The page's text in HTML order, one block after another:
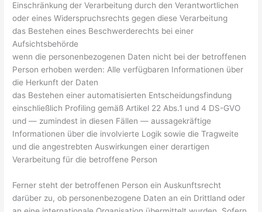
Einschränkung der Verarbeitung durch den Verantwortlichen
oder eines Widerspruchsrechts gegen diese Verarbeitung
das Bestehen eines Beschwerderechts bei einer
Aufsichtsbehörde
wenn die personenbezogenen Daten nicht bei der betroffenen
Person erhoben werden: Alle verfügbaren Informationen über
die Herkunft der Daten
das Bestehen einer automatisierten Entscheidungsfindung
einschließlich Profiling gemäß Artikel 22 Abs.1 und 4 DS-GVO
und — zumindest in diesen Fällen — aussagekräftige
Informationen über die involvierte Logik sowie die Tragweite
und die angestrebten Auswirkungen einer derartigen
Verarbeitung für die betroffene Person
Ferner steht der betroffenen Person ein Auskunftsrecht
darüber zu, ob personenbezogene Daten an ein Drittland oder